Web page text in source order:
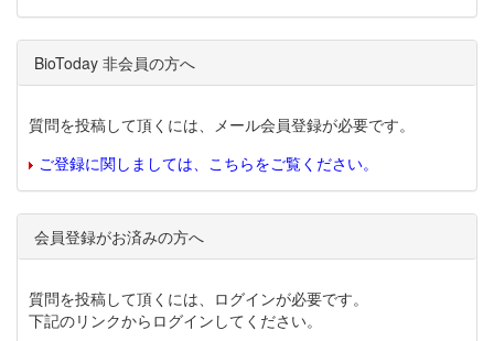
BioToday 非会員の方へ
質問を投稿して頂くには、メール会員登録が必要です。
ご登録に関しましては、こちらをご覧ください。
会員登録がお済みの方へ
質問を投稿して頂くには、ログインが必要です。
下記のリンクからログインしてください。